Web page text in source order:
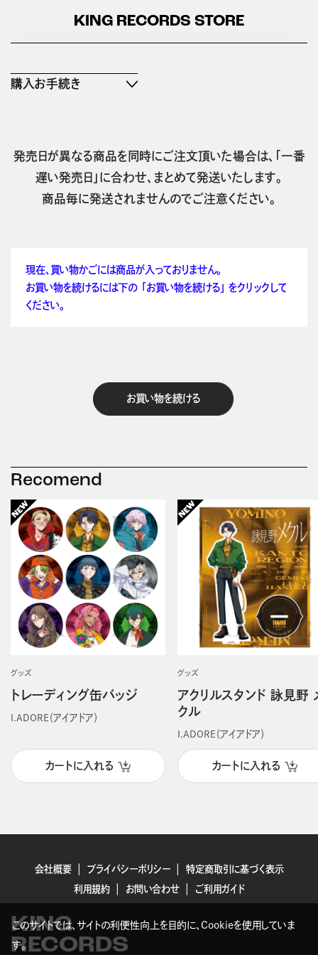
KING RECORDS STORE
購入お手続き
発売日が異なる商品を同時にご注文頂いた場合は、「一番
遅い発売日」に合わせ、まとめて発送いたします。
商品毎に発送されませんのでご注意ください。
現在、買い物かごには商品が入っておりません。
お買い物を続けるには下の 「お買い物を続ける」 をクリックして
ください。
お買い物を続ける
Recomend
グッズ
トレーディング缶バッジ
I.ADORE（アイアドア）
カートに入れる
グッズ
アクリルスタンド 詠見野
クル
I.ADORE（アイアドア）
カートに入れる
会社概要 プライバシーポリシー
特定商取引に基づく表示
利用規約
お問い合わせ ご利用ガイド
KING
RECORDS
このサイトでは、サイトの利便性向上を目的に、Cookieを使用していま
す。